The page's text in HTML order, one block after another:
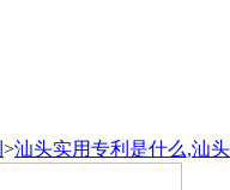
>汕头实用专利是什么,汕